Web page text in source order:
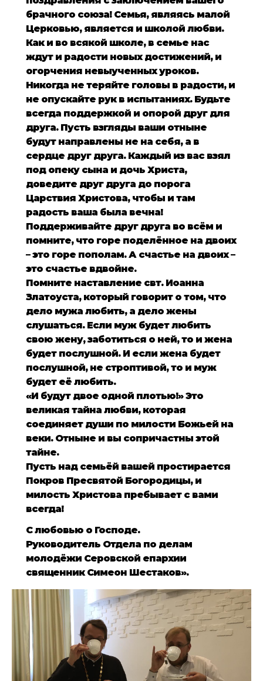
брачного союза! Семья, являясь малой
Церковью, является и школой любви.
Как и во всякой школе, в семье нас
ждут и радости новых достижений, и
огорчения невыученных уроков.
Никогда не теряйте головы в радости, и
не опускайте рук в испытаниях. Будьте
всегда поддержкой и опорой друг для
друга. Пусть взгляды ваши отныне
будут направлены не на себя, а в
сердце друг друга. Каждый из вас взял
под опеку сына и дочь Христа,
доведите друг друга до порога
Царствия Христова, чтобы и там
радость ваша была вечна!
Поддерживайте друг друга во всём и
помните, что горе поделённое на двоих
– это горе пополам. А счастье на двоих –
это счастье вдвойне.
Помните наставление свт. Иоанна
Златоуста, который говорит о том, что
дело мужа любить, а дело жены
слушаться. Если муж будет любить
свою жену, заботиться о ней, то и жена
будет послушной. И если жена будет
послушной, не строптивой, то и муж
будет её любить.
«И будут двое одной плотью!» Это
великая тайна любви, которая
соединяет души по милости Божьей на
веки. Отныне и вы сопричастны этой
тайне.
Пусть над семьёй вашей простирается
Покров Пресвятой Богородицы, и
милость Христова пребывает с вами
всегда!
С любовью о Господе.
Руководитель Отдела по делам
молодёжи Серовской епархии
священник Симеон Шестаков».